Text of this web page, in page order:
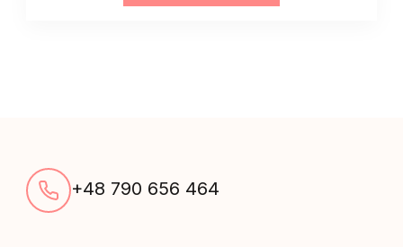
quantity
+48 790 656 464